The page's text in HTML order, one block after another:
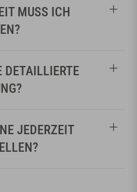
MUSS ICH
DETAILLIERTE
JEDERZEIT